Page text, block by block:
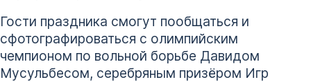
Гости праздника смогут пообщаться и
сфотографироваться с олимпийским
чемпионом по вольной борьбе Давидом
Мусульбесом, серебряным призёром Игр